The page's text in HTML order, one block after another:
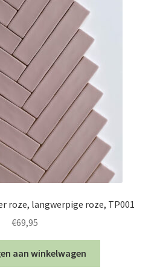
roze, langwerpige roze, TP001
€69,95
aan winkelwagen